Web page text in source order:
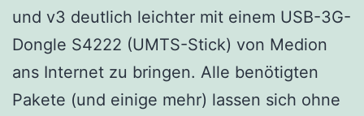
und v3 deutlich leichter mit einem USB-3G-
Dongle S4222 (UMTS-Stick) von Medion
ans Internet zu bringen. Alle benötigten
Pakete (und einige mehr) lassen sich ohne